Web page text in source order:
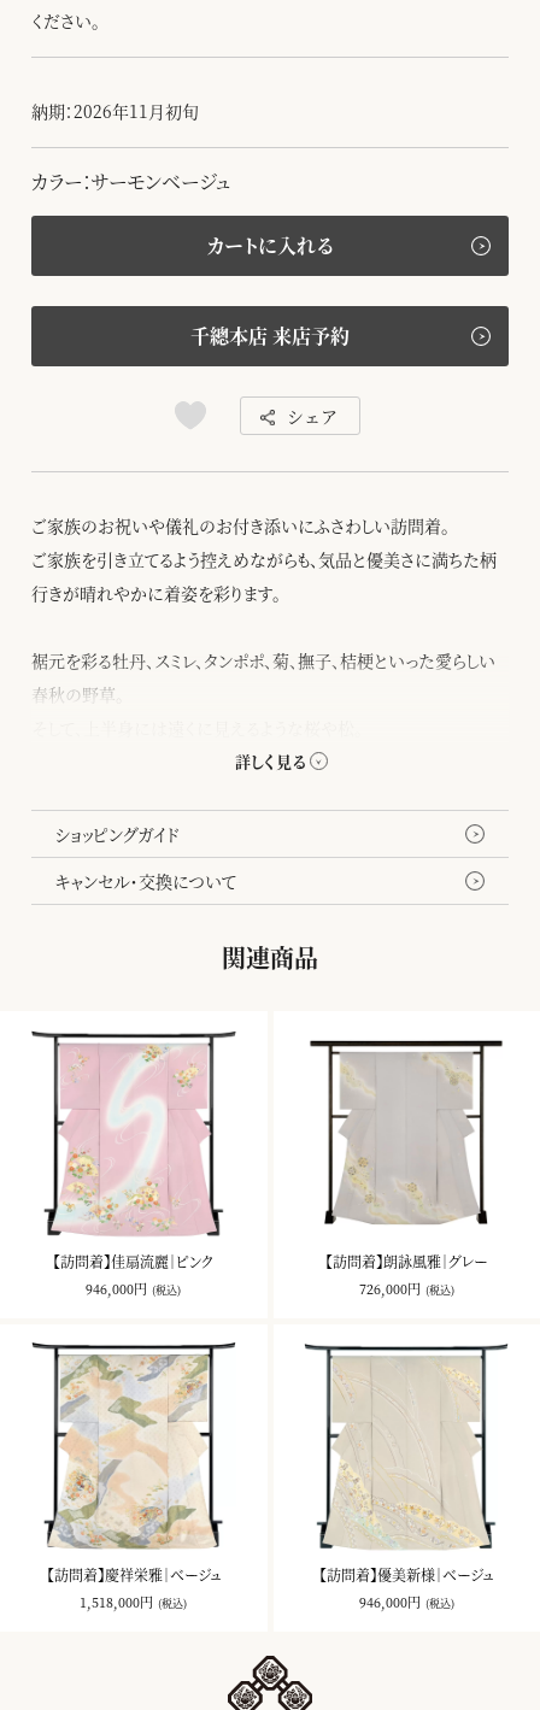
ください。
納期：2026年11月初旬
カラー：サーモンベージュ
カートに入れる
千總本店 来店予約
シェア
ご家族のお祝いや儀礼のお付き添いにふさわしい訪問着。
ご家族を引き立てるよう控えめながらも、気品と優美さに満ちた柄
行きが晴れやかに着姿を彩ります。
裾元を彩る牡丹、スミレ、タンポポ、菊、撫子、桔梗といった愛らしい
春秋の野草。
やわらかなサーモンベージュ地に配した暈し染は、空を悠々と流れ
まるで長閑な庭園を眺めているような優しい印象の訪問着です。
お顔元が軽やかな柄行きのため、お顔写りが明るく映えます。
京友禅らしいはんなりした古典の意匠は、帯合わせを変えながら長
ショッピングガイド
キャンセル・交換について
関連商品
【訪問着】佳扇流麗｜ピンク
946,000円 (税込)
【訪問着】朗詠風雅｜グレー
726,000円 (税込)
【訪問着】慶祥栄雅｜ベージュ
1,518,000円 (税込)
【訪問着】優美新様｜ベージュ
946,000円 (税込)